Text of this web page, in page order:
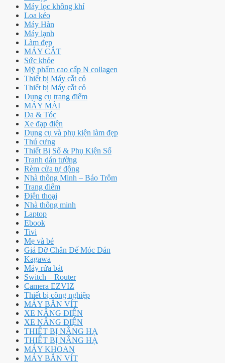
Máy lọc không khí
Loa kéo
Máy Hàn
Máy lạnh
Làm đẹp
MÁY CẮT
Sức khỏe
Mỹ phẩm cao cấp N collagen
Thiết bị Máy cắt cỏ
Thiết bị Máy cắt cỏ
Dụng cụ trang điểm
MÁY MÀI
Da & Tóc
Xe đạp điện
Dụng cụ và phụ kiện làm đẹp
Thú cưng
Thiết Bị Số & Phụ Kiện Số
Tranh dán tường
Rèm cửa tự động
Nhà thông Minh – Báo Trộm
Trang điểm
Điện thoại
Nhà thông minh
Laptop
Ebook
Tivi
Mẹ và bé
Giá Đỡ Chân Đế Móc Dán
Kagawa
Máy rửa bát
Switch – Router
Camera EZVIZ
Thiết bị công nghiệp
MÁY BẮN VÍT
XE NÂNG ĐIỆN
XE NÂNG ĐIỆN
THIÊT BỊ NÂNG HẠ
THIÊT BỊ NÂNG HẠ
MÁY KHOAN
MÁY BẮN VÍT